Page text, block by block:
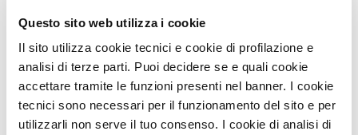
Questo sito web utilizza i cookie
Il sito utilizza cookie tecnici e cookie di profilazione e
analisi di terze parti. Puoi decidere se e quali cookie
accettare tramite le funzioni presenti nel banner. I cookie
tecnici sono necessari per il funzionamento del sito e per
utilizzarli non serve il tuo consenso. I cookie di analisi di
tra storia e natura60 Km
Visitare il Parco Nazionale d’Abruzzo Itinerario di 2
giorni con il cane71 Km
Dog trekking in Abruzzo camminate in montagna
con il cane74 Km